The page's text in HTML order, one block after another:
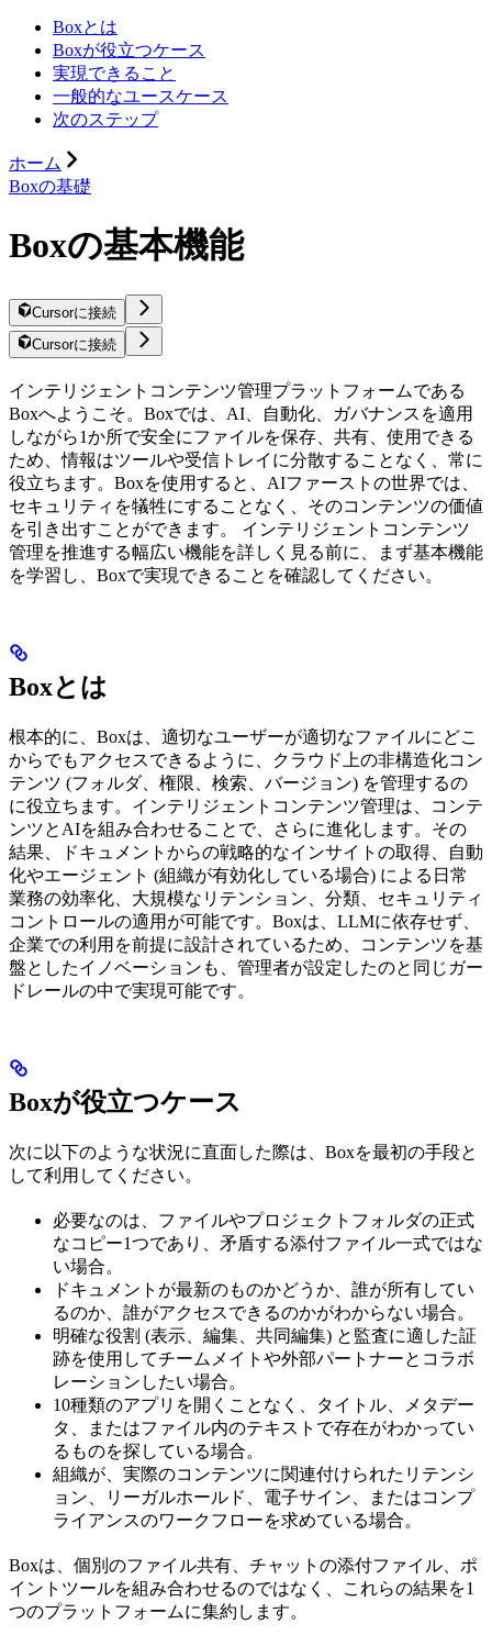
Boxとは
Boxが役立つケース
実現できること
一般的なユースケース
次のステップ
ホーム
Boxの基礎
Boxの基本機能
Cursorに接続
Cursorに接続
インテリジェントコンテンツ管理プラットフォームである
Boxへようこそ。Boxでは、AI、自動化、ガバナンスを適用
しながら1か所で安全にファイルを保存、共有、使用できる
ため、情報はツールや受信トレイに分散することなく、常に
役立ちます。Boxを使用すると、AIファーストの世界では、
セキュリティを犠牲にすることなく、そのコンテンツの価値
を引き出すことができます。 インテリジェントコンテンツ
管理を推進する幅広い機能を詳しく見る前に、まず基本機能
を学習し、Boxで実現できることを確認してください。
Boxとは
根本的に、Boxは、適切なユーザーが適切なファイルにどこ
からでもアクセスできるように、クラウド上の非構造化コン
テンツ (フォルダ、権限、検索、バージョン) を管理するの
に役立ちます。インテリジェントコンテンツ管理は、コンテ
ンツとAIを組み合わせることで、さらに進化します。その
結果、ドキュメントからの戦略的なインサイトの取得、自動
化やエージェント (組織が有効化している場合) による日常
業務の効率化、大規模なリテンション、分類、セキュリティ
コントロールの適用が可能です。Boxは、LLMに依存せず、
企業での利用を前提に設計されているため、コンテンツを基
盤としたイノベーションも、管理者が設定したのと同じガー
ドレールの中で実現可能です。
Boxが役立つケース
次に以下のような状況に直面した際は、Boxを最初の手段と
して利用してください。
必要なのは、ファイルやプロジェクトフォルダの正式
なコピー1つであり、矛盾する添付ファイル一式ではな
い場合。
ドキュメントが最新のものかどうか、誰が所有してい
るのか、誰がアクセスできるのかがわからない場合。
明確な役割 (表示、編集、共同編集) と監査に適した証
跡を使用してチームメイトや外部パートナーとコラボ
レーションしたい場合。
10種類のアプリを開くことなく、タイトル、メタデー
タ、またはファイル内のテキストで存在がわかってい
るものを探している場合。
組織が、実際のコンテンツに関連付けられたリテンシ
ョン、リーガルホールド、電子サイン、またはコンプ
ライアンスのワークフローを求めている場合。
Boxは、個別のファイル共有、チャットの添付ファイル、ポ
イントツールを組み合わせるのではなく、これらの結果を1
つのプラットフォームに集約します。